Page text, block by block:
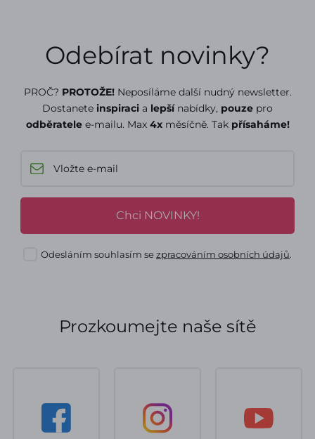
Odebírat novinky?
PROČ? PROTOŽE! Neposíláme další nudný newsletter.
Dostanete inspiraci a lepšínabídky, pouze pro
odběratelee-mailu. Max 4xměsíčně. Tak přísaháme!
Chci NOVINKY!
Odesláním souhlasím sezpracováním osobních údajů.
Prozkoumejte naše sítě